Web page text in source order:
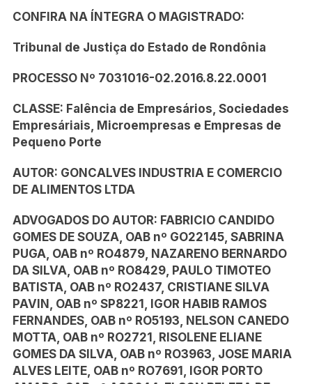
CONFIRA NA ÍNTEGRA O MAGISTRADO:
Tribunal de Justiça do Estado de Rondônia
PROCESSO Nº 7031016-02.2016.8.22.0001
CLASSE: Falência de Empresários, Sociedades
Empresáriais, Microempresas e Empresas de
Pequeno Porte
AUTOR: GONCALVES INDUSTRIA E COMERCIO
DE ALIMENTOS LTDA
ADVOGADOS DO AUTOR: FABRICIO CANDIDO
GOMES DE SOUZA, OAB nº GO22145, SABRINA
PUGA, OAB nº RO4879, NAZARENO BERNARDO
DA SILVA, OAB nº RO8429, PAULO TIMOTEO
BATISTA, OAB nº RO2437, CRISTIANE SILVA
PAVIN, OAB nº SP8221, IGOR HABIB RAMOS
FERNANDES, OAB nº RO5193, NELSON CANEDO
MOTTA, OAB nº RO2721, RISOLENE ELIANE
GOMES DA SILVA, OAB nº RO3963, JOSE MARIA
ALVES LEITE, OAB nº RO7691, IGOR PORTO